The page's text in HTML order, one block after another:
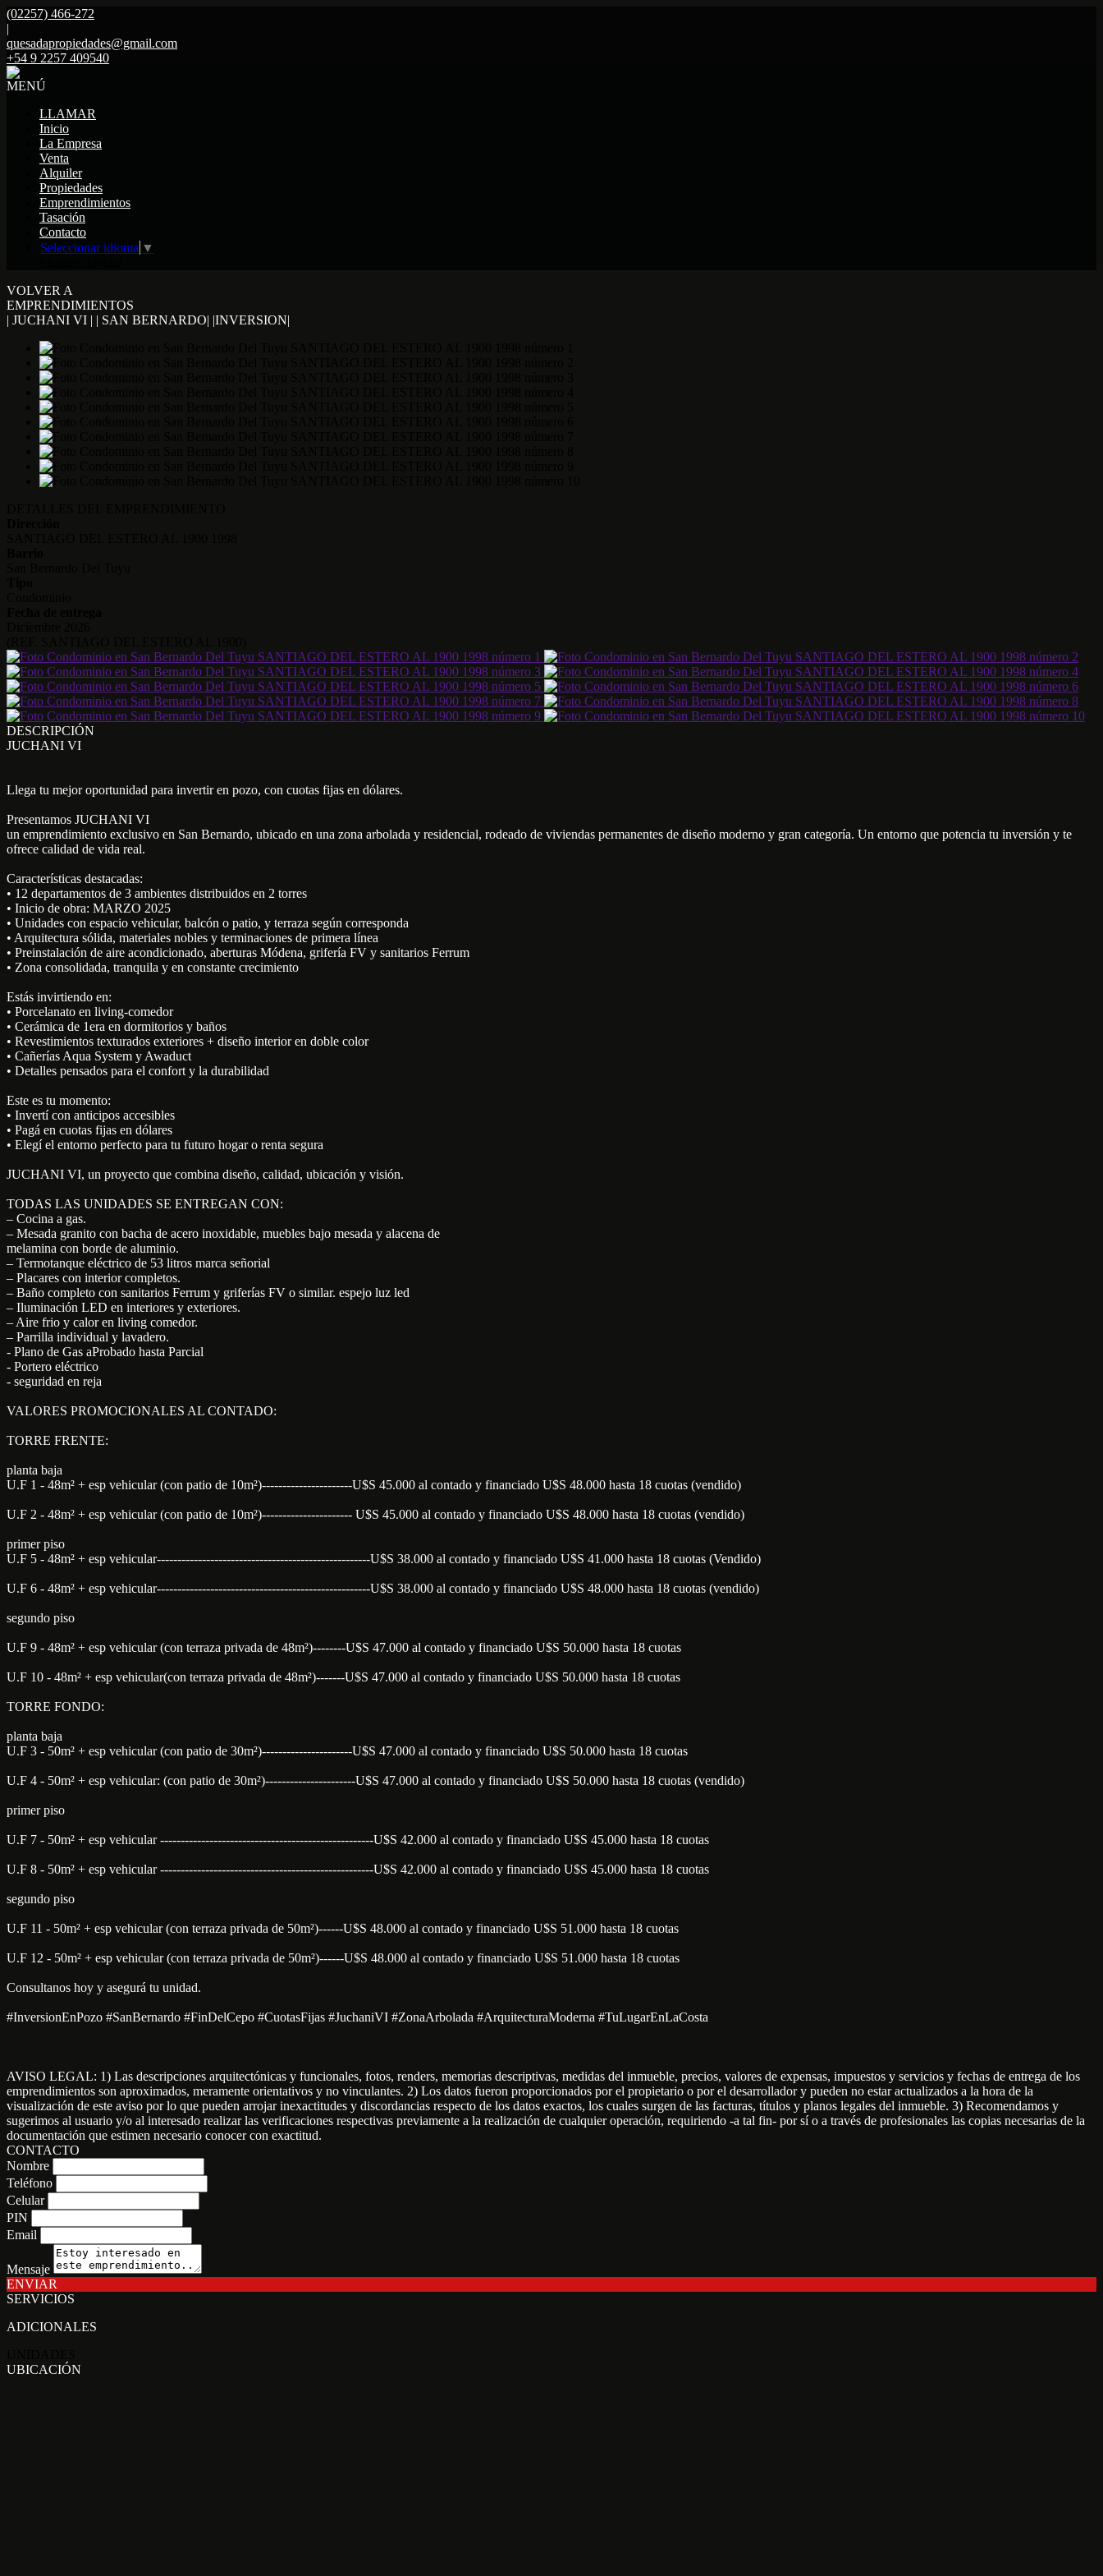
(02257) 466-272
|
quesadapropiedades@gmail.com
+54 9 2257 409540
MENÚ
LLAMAR
Inicio
La Empresa
Venta
Alquiler
Propiedades
Emprendimientos
Tasación
Contacto
Seleccionar idioma ▼
VOLVER A
EMPRENDIMIENTOS
| JUCHANI VI | | SAN BERNARDO| |INVERSION|
DESCRIPCIÓN
JUCHANI VI
Llega tu mejor oportunidad para invertir en pozo, con cuotas fijas en dólares.
Presentamos JUCHANI VI
un emprendimiento exclusivo en San Bernardo, ubicado en una zona arbolada y residencial, rodeado de viviendas permanentes de diseño moderno y gran categoría. Un entorno que potencia tu inversión y te
ofrece calidad de vida real.
Características destacadas:
• 12 departamentos de 3 ambientes distribuidos en 2 torres
• Inicio de obra: MARZO 2025
• Unidades con espacio vehicular, balcón o patio, y terraza según corresponda
• Arquitectura sólida, materiales nobles y terminaciones de primera línea
• Preinstalación de aire acondicionado, aberturas Módena, grifería FV y sanitarios Ferrum
• Zona consolidada, tranquila y en constante crecimiento
Estás invirtiendo en:
• Porcelanato en living-comedor
• Cerámica de 1era en dormitorios y baños
• Revestimientos texturados exteriores + diseño interior en doble color
• Cañerías Aqua System y Awaduct
• Detalles pensados para el confort y la durabilidad
Este es tu momento:
• Invertí con anticipos accesibles
• Pagá en cuotas fijas en dólares
• Elegí el entorno perfecto para tu futuro hogar o renta segura
JUCHANI VI, un proyecto que combina diseño, calidad, ubicación y visión.
TODAS LAS UNIDADES SE ENTREGAN CON:
– Cocina a gas.
– Mesada granito con bacha de acero inoxidable, muebles bajo mesada y alacena de
melamina con borde de aluminio.
– Termotanque eléctrico de 53 litros marca señorial
– Placares con interior completos.
– Baño completo con sanitarios Ferrum y griferías FV o similar. espejo luz led
– Iluminación LED en interiores y exteriores.
– Aire frio y calor en living comedor.
– Parrilla individual y lavadero.
- Plano de Gas aProbado hasta Parcial
- Portero eléctrico
- seguridad en reja
VALORES PROMOCIONALES AL CONTADO:
TORRE FRENTE:
planta baja
U.F 1 - 48m² + esp vehicular (con patio de 10m²)----------------------U$S 45.000 al contado y financiado U$S 48.000 hasta 18 cuotas (vendido)
U.F 2 - 48m² + esp vehicular (con patio de 10m²)---------------------- U$S 45.000 al contado y financiado U$S 48.000 hasta 18 cuotas (vendido)
primer piso
U.F 5 - 48m² + esp vehicular----------------------------------------------------U$S 38.000 al contado y financiado U$S 41.000 hasta 18 cuotas (Vendido)
U.F 6 - 48m² + esp vehicular----------------------------------------------------U$S 38.000 al contado y financiado U$S 48.000 hasta 18 cuotas (vendido)
segundo piso
U.F 9 - 48m² + esp vehicular (con terraza privada de 48m²)--------U$S 47.000 al contado y financiado U$S 50.000 hasta 18 cuotas
U.F 10 - 48m² + esp vehicular(con terraza privada de 48m²)-------U$S 47.000 al contado y financiado U$S 50.000 hasta 18 cuotas
TORRE FONDO:
planta baja
U.F 3 - 50m² + esp vehicular (con patio de 30m²)----------------------U$S 47.000 al contado y financiado U$S 50.000 hasta 18 cuotas
U.F 4 - 50m² + esp vehicular: (con patio de 30m²)----------------------U$S 47.000 al contado y financiado U$S 50.000 hasta 18 cuotas (vendido)
primer piso
U.F 7 - 50m² + esp vehicular ----------------------------------------------------U$S 42.000 al contado y financiado U$S 45.000 hasta 18 cuotas
U.F 8 - 50m² + esp vehicular ----------------------------------------------------U$S 42.000 al contado y financiado U$S 45.000 hasta 18 cuotas
segundo piso
U.F 11 - 50m² + esp vehicular (con terraza privada de 50m²)------U$S 48.000 al contado y financiado U$S 51.000 hasta 18 cuotas
U.F 12 - 50m² + esp vehicular (con terraza privada de 50m²)------U$S 48.000 al contado y financiado U$S 51.000 hasta 18 cuotas
Consultanos hoy y asegurá tu unidad.
#InversionEnPozo #SanBernardo #FinDelCepo #CuotasFijas #JuchaniVI #ZonaArbolada #ArquitecturaModerna #TuLugarEnLaCosta
AVISO LEGAL: 1) Las descripciones arquitectónicas y funcionales, fotos, renders, memorias descriptivas, medidas del inmueble, precios, valores de expensas, impuestos y servicios y fechas de entrega de los
emprendimientos son aproximados, meramente orientativos y no vinculantes. 2) Los datos fueron proporcionados por el propietario o por el desarrollador y pueden no estar actualizados a la hora de la
visualización de este aviso por lo que pueden arrojar inexactitudes y discordancias respecto de los datos exactos, los cuales surgen de las facturas, títulos y planos legales del inmueble. 3) Recomendamos y
sugerimos al usuario y/o al interesado realizar las verificaciones respectivas previamente a la realización de cualquier operación, requiriendo -a tal fin- por sí o a través de profesionales las copias necesarias de la
documentación que estimen necesario conocer con exactitud.
CONTACTO
Nombre
Teléfono
Celular
PIN
Email
Mensaje
ENVIAR
SERVICIOS
ADICIONALES
UBICACIÓN